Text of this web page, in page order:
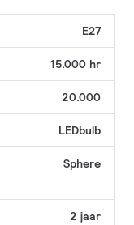
E27
15.000 hr
20.000
LEDbulb
Sphere
2 jaar